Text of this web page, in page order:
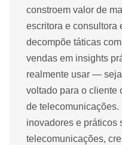
constroem valor de
escritora e consultora
decompõe táticas
vendas em insights
realmente usar —
voltado para o cliente
de
inovadores e práticos
telecomunicações,